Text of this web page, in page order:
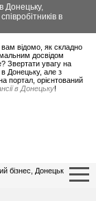
Донецьку,
в
відомо, як складно
досвідом
Звертати увагу на
Донецьку, але з
портал, орієнтований
в Донецьку!
бізнес, Донецьк